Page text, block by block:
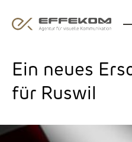
Ein neues
für Ruswil